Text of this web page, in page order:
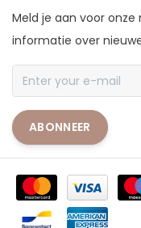
Meld je aan voor
informatie over
ABONNEER